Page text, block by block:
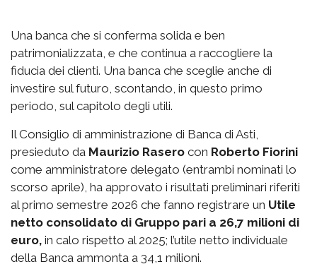
Una banca che si conferma solida e ben
patrimonializzata, e che continua a raccogliere la
fiducia dei clienti. Una banca che sceglie anche di
investire sul futuro, scontando, in questo primo
periodo, sul capitolo degli utili.
Il Consiglio di amministrazione di Banca di Asti,
presieduto da Maurizio Rasero con Roberto Fiorini
come amministratore delegato (entrambi nominati lo
scorso aprile), ha approvato i risultati preliminari riferiti
al primo semestre 2026 che fanno registrare un Utile
netto consolidato di Gruppo pari a 26,7 milioni di
euro, in calo rispetto al 2025; l’utile netto individuale
della Banca ammonta a 34,1 milioni.